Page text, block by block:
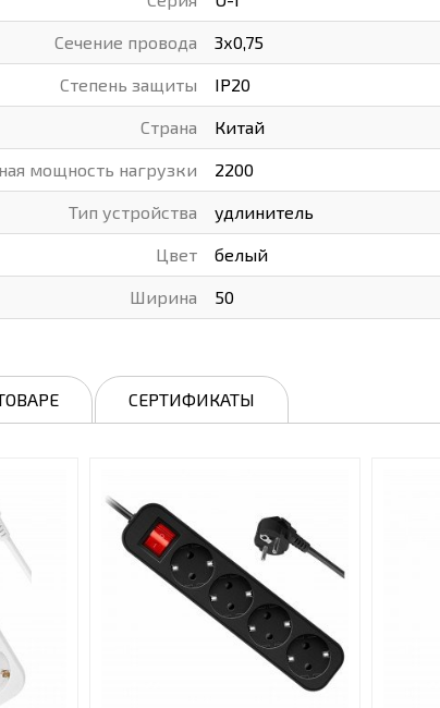
Сечение провода 3х0,75
Степень защиты IP20
Страна Китай
мощность нагрузки 2200
Тип устройства удлинитель
Цвет белый
Ширина 50
СЕРТИФИКАТЫ